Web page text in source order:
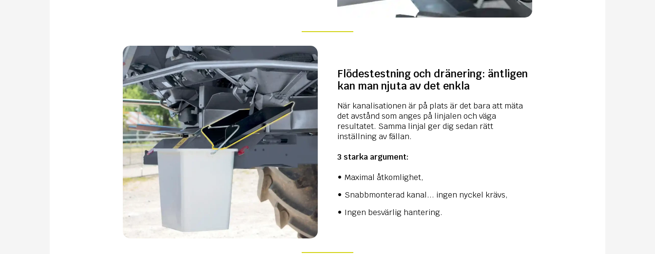
Flödestestning och dränering: äntligen
kan man njuta av det enkla
När kanalisationen är på plats är det bara att mäta
det avstånd som anges på linjalen och väga
resultatet. Samma linjal ger dig sedan rätt
inställning av fällan.
3 starka argument:
Maximal åtkomlighet,
Snabbmonterad kanal... ingen nyckel krävs,
Ingen besvärlig hantering.